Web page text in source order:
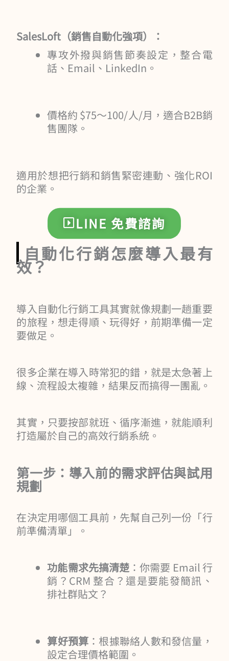
SalesLoft（銷售自動化強項）：
專攻外撥與銷售節奏設定，整合電
話、Email、LinkedIn。
價格約 $75～100/人/月，適合B2B銷
售團隊。
適用於想把行銷和銷售緊密連動、強化ROI
的企業。
LINE 免費諮詢
自動化行銷怎麼導入最有
效？
導入自動化行銷工具其實就像規劃一趟重要
的旅程，想走得順、玩得好，前期準備一定
要做足。
很多企業在導入時常犯的錯，就是太急著上
線、流程設太複雜，結果反而搞得一團亂。
其實，只要按部就班、循序漸進，就能順利
打造屬於自己的高效行銷系統。
第一步：導入前的需求評估與試用
規劃
在決定用哪個工具前，先幫自己列一份「行
前準備清單」。
功能需求先搞清楚 ：你需要 Email 行
銷？CRM 整合？還是要能發簡訊、
排社群貼文？
算好預算 ：根據聯絡人數和發信量，
設定合理價格範圍。